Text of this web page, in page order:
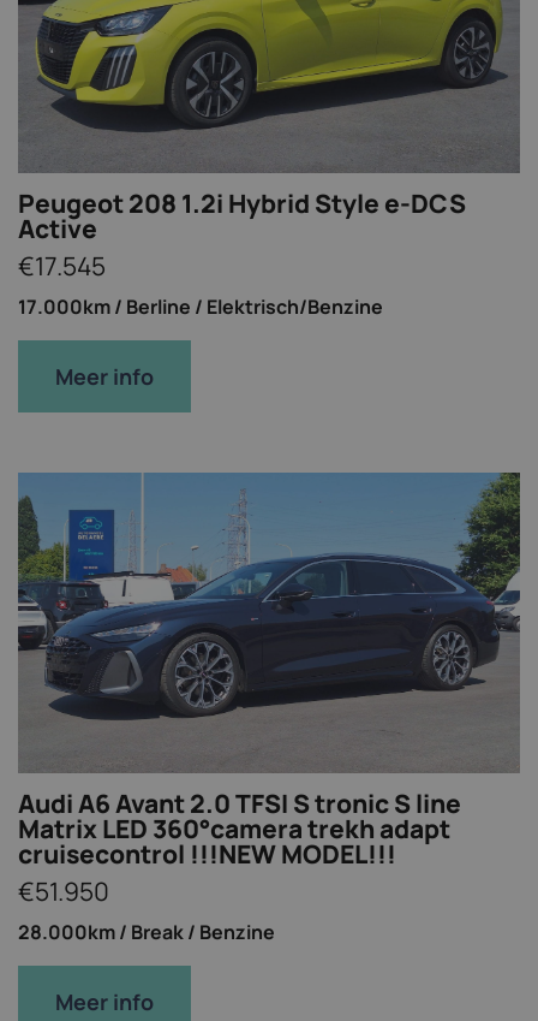
Peugeot 208 1.2i Hybrid Style e-DCS
Active
€17.545
17.000km / Berline / Elektrisch/Benzine
Meer info
Audi A6 Avant 2.0 TFSI S tronic S line
Matrix LED 360°camera trekh adapt
cruisecontrol !!!NEW MODEL!!!
€51.950
28.000km / Break / Benzine
Meer info